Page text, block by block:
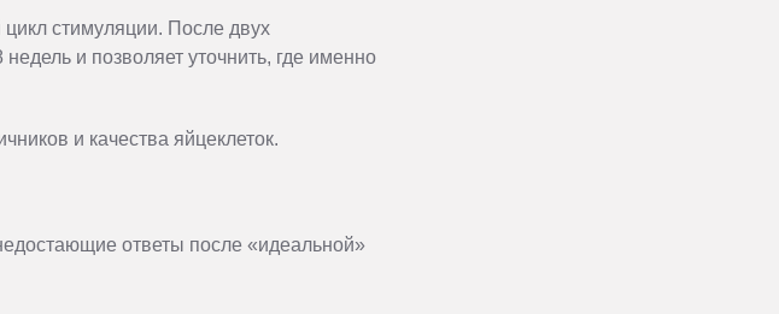
стимуляции. После двух
и позволяет уточнить, где именно
и качества яйцеклеток.
ответы после «идеальной»